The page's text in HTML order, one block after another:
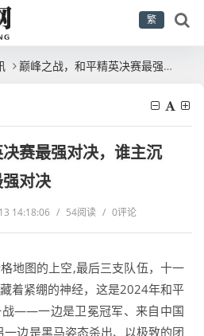
繁
巅峰之战，和平精英决赛最强对决，谁主沉浮？和平精英决赛最强对决
赛最强对决，谁主沉
对决
14:18:06 / 54阅读 / 0评论
地图的上空,最后三支队伍，十一
着紧绷的神经，这是2024年和平
战——一边是卫冕冠军、来自中国
一边是黑马姿态杀出、以极致的团